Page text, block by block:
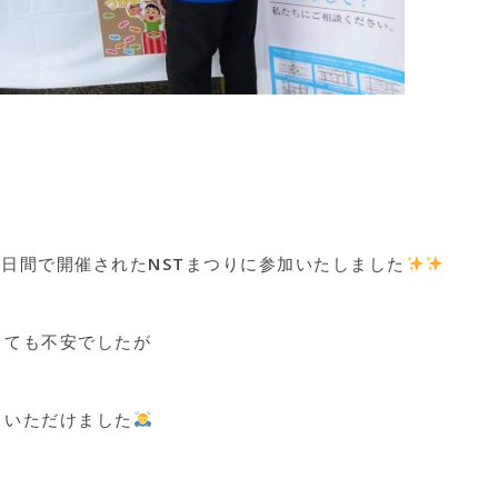
間で開催されたNSTまつりに参加いたしました
も不安でしたが
ただけました